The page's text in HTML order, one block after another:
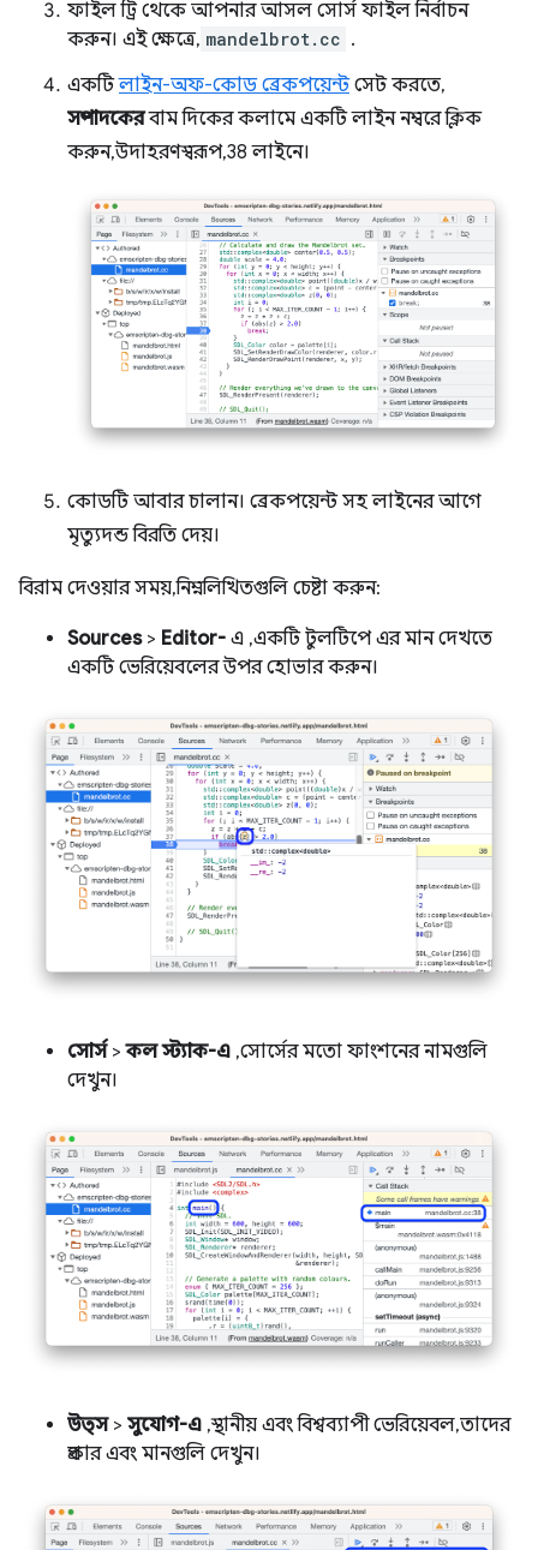
ফাইল ট্রি থেকে আপনার আসল সোর্স ফাইল নির্বাচন
করুন। এই ক্ষেত্রে, mandelbrot.cc .
একটিলাইন-অফ-কোড ব্রেকপয়েন্টসেট করতে,
সম্পাদকেরবাম দিকের কলামে একটি লাইন নম্বরে ক্লিক
করুন, উদাহরণস্বরূপ, 38 লাইনে।
কোডটি আবার চালান। ব্রেকপয়েন্ট সহ লাইনের আগে
মৃত্যুদন্ড বিরতি দেয়।
বিরাম দেওয়ার সময়, নিম্নলিখিতগুলি চেষ্টা করুন:
Sources> Editor- এ , একটি টুলটিপে এর মান দেখতে
একটি ভেরিয়েবলের উপর হোভার করুন।
সোর্স>কল স্ট্যাক-এ , সোর্সের মতো ফাংশনের নামগুলি
দেখুন।
উত্স> সুযোগ-এ , স্থানীয় এবং বিশ্বব্যাপী ভেরিয়েবল, তাদের
প্রকার এবং মানগুলি দেখুন।